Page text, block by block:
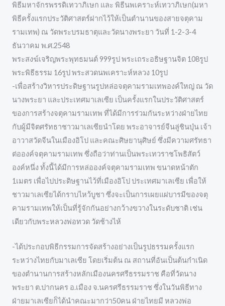
พิธีมหาจักรพรรดิเทวาภิเษก และ พิธีนพเคราะห์เทวาภิเษก(มหา
พิธีครั้งแรกประวัติศาสตร์ฝากไว้ให้เป็นตำนานของสายจตุคาม
รามเทพ) ณ วัดพระบรมธาตุและวัดนางพระยา วันที่ 1-2-3-4
ธันวาคม พ.ศ.2548
พระสงฆ์เจริญพระพุทธมนต์ 999รูป พระเถระอธิษฐานจิต 108รูป
พระพิธีธรรม 16รูป พระสวดนพเคราะห์หลวง 10รูป
-เพื่อสร้างวิหารประดิษฐานรูปหล่อจตุคามรามเทพองค์ใหญ่ ณ วัด
นางพระยา และประเทศมาเลเซีย เป็นครั้งแรกในประวัติศาสตร์
ของการสร้างจตุคามรามเทพ ที่ได้มีการร่วมกันระหว่างฝ่ายไทย
กับผู้มีจิตศรัทธาชาวมาเลเซียนำโดย พระอาจารย์จีนลู่ชินบุ๋น เจ้า
อาวาสวัดจีนในเมืองอิโป และคณะศิษยานุศิษย์ ซึ่งมีความศรัทธา
ต่อองค์จตุคามรามเทพ ซึ่งถือว่าท่านเป็นพระเทวราชโพธิสัตว์
องค์หนึ่ง ทั้งนี้ได้มีการหล่อองค์จตุคามรามเทพ ขนาดหน้าตัก
1เมตร เพื่อไปประดิษฐานไว้ที่เมืองอิโป ประเทศมาเลเซีย เพื่อให้
ชาวมาเลเซียได้กราบไหว้บูชา ซึ่งจะเป็นการเผยแผ่บารมีของจตุ
คามรามเทพให้เป็นที่รู้จักกันอย่างกว้างขวางในระดับชาติ เช่น
เดียวกับพระหลวงพ่อทวด วัดช้างไห้
-ได้ประกอบพิธีกรรมการจัดสร้างอย่างเป็นรูปธรรมครั้งแรก
ระหว่างไทยกับมาเลเซีย โดยเริ่มต้น ณ สถานที่อันเป็นต้นกำเนิด
ของตำนานการสร้างหลักเมืองนครศรีธรรมราช คือที่วัดนาง
พระยา ต.ปากนคร อ.เมือง จ.นครศรีธรรมราช ซึ่งในวันพิธีทาง
ฝ่ายมาเลเซียก็ได้นำคณะมากว่า50คน ฝ่ายไทยมี หลวงพ่อ